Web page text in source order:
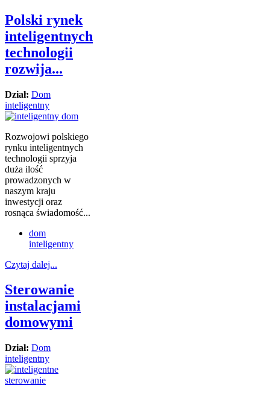
Polski rynek
inteligentnych
technologii
rozwija...
Dział: Dom
inteligentny
Rozwojowi polskiego
rynku inteligentnych
technologii sprzyja
duża ilość
prowadzonych w
naszym kraju
inwestycji oraz
rosnąca świadomość...
dom
inteligentny
Czytaj dalej...
Sterowanie
instalacjami
domowymi
Dział: Dom
inteligentny